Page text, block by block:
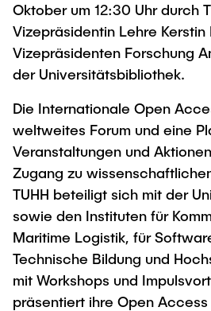
Oktober um 12:30 Uhr durch
Vizepräsidentin Lehre Kerstin
Vizepräsidenten Forschung
der Universitätsbibliothek.
Die Internationale Open
weltweites Forum und eine
Veranstaltungen und
Zugang zu
TUHH beteiligt sich mit der
sowie den Instituten für
Maritime Logistik, für
Technische Bildung und
mit Workshops und
präsentiert ihre Open